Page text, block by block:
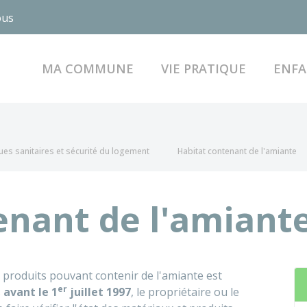
MA COMMUNE VIE PRATIQUE
sanitaires et sécurité du logement Habitat contenant de l'amiante
de
pouvant contenir de l'amiante est
avant le 1er juillet 1997, le propriétaire ou le